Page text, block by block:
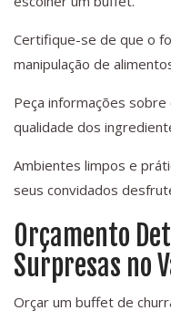
Certifique-se de que o
manipulação de
Peça informações
qualidade dos
Ambientes limpos e
seus convidados
Orçamento
Surpresas no
Orçar um buffet de